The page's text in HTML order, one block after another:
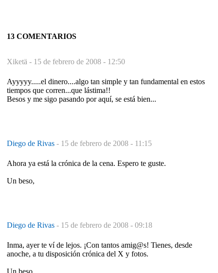
13 COMENTARIOS
Xiketä - 15 de febrero de 2008 - 12:50
Ayyyyy.....el dinero....algo tan simple y tan fundamental en estos
tiempos que corren...que lástima!!
Besos y me sigo pasando por aquí, se está bien...
Diego de Rivas - 15 de febrero de 2008 - 11:15
Ahora ya está la crónica de la cena. Espero te guste.
Un beso,
Diego de Rivas - 15 de febrero de 2008 - 09:18
Inma, ayer te ví de lejos. ¡Con tantos amig@s! Tienes, desde
anoche, a tu disposición crónica del X y fotos.
Un beso,